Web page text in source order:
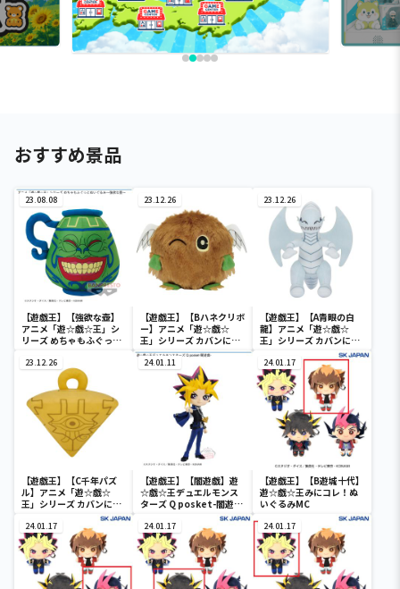
おすすめ景品
23.08.08
【遊戯王】【強欲な壺】
アニメ「遊☆戯☆王」シ
リーズ めちゃもふぐっと
23.12.26
【遊戯王】【Bハネクリボ
ー】アニメ「遊☆戯☆
王」シリーズ カバンに付
けられるぬいぐるみvol.3
23.12.26
【遊戯王】【A青眼の白
龍】アニメ「遊☆戯☆
王」シリーズ カバンに付
けられるぬいぐるみvol.3
23.12.26
【遊戯王】【C千年パズ
ル】アニメ「遊☆戯☆
王」シリーズ カバンに付
けられるぬいぐるみvol.3
24.01.11
【遊戯王】【闇遊戯】遊
☆戯☆王デュエルモンス
ターズ Q posket-闇遊
24.01.17
【遊戯王】【B遊城十代】
遊☆戯☆王みにコレ！ぬ
いぐるみMC
24.01.17 24.01.17 24.01.17